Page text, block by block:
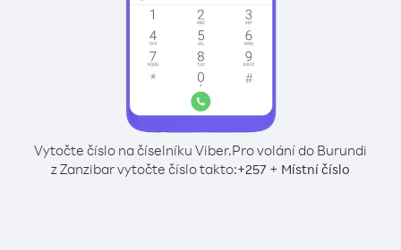
Vytočte číslo na číselníku Viber.Pro volání do Burundi
z Zanzibar vytočte číslo takto:+257 + Místní číslo